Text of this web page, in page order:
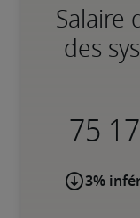
Salaire
des
3%